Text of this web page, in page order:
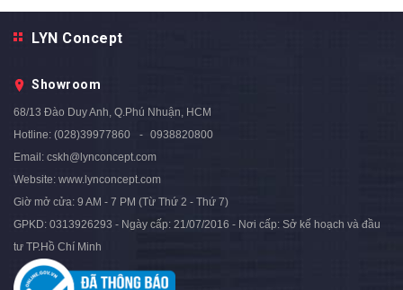
Đèn Đặt Bàn Học, Đầu Giường
LYN Concept
Showroom
68/13 Đào Duy Anh, Q.Phú Nhuận, HCM
Hotline: (028)39977860
0938820800
Email: cskh@lynconcept.com
Website: www.lynconcept.com
Giờ mở cửa: 9 AM - 7 PM (Từ Thứ 2 - Thứ 7)
GPKD: 0313926293 - Ngày cấp: 21/07/2016 - Nơi cấp: Sở kế hoạch và đầu
tư TP.Hồ Chí Minh